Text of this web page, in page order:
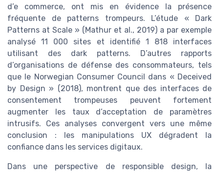
d’e commerce, ont mis en évidence la présence
fréquente de patterns trompeurs. L’étude « Dark
Patterns at Scale » (Mathur et al., 2019) a par exemple
analysé 11 000 sites et identifié 1 818 interfaces
utilisant des dark patterns. D’autres rapports
d’organisations de défense des consommateurs, tels
que le Norwegian Consumer Council dans « Deceived
by Design » (2018), montrent que des interfaces de
consentement trompeuses peuvent fortement
augmenter les taux d’acceptation de paramètres
intrusifs. Ces analyses convergent vers une même
conclusion : les manipulations UX dégradent la
confiance dans les services digitaux.
Dans une perspective de responsible design, la